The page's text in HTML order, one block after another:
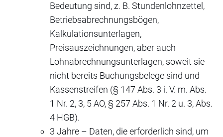
Bedeutung sind, z. B. Stundenlohnzettel,
Betriebsabrechnungsbögen,
Kalkulationsunterlagen,
Preisauszeichnungen, aber auch
Lohnabrechnungsunterlagen, soweit sie
nicht bereits Buchungsbelege sind und
Kassenstreifen (§ 147 Abs. 3 i. V. m. Abs.
1 Nr. 2, 3, 5 AO, § 257 Abs. 1 Nr. 2 u. 3, Abs.
4 HGB).
3 Jahre – Daten, die erforderlich sind, um